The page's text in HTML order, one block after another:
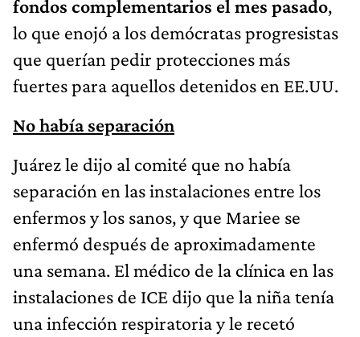
fondos complementarios el mes pasado,
lo que enojó a los demócratas progresistas
que querían pedir protecciones más
fuertes para aquellos detenidos en EE.UU.
No había separación
Juárez le dijo al comité que no había
separación en las instalaciones entre los
enfermos y los sanos, y que Mariee se
enfermó después de aproximadamente
una semana. El médico de la clínica en las
instalaciones de ICE dijo que la niña tenía
una infección respiratoria y le recetó